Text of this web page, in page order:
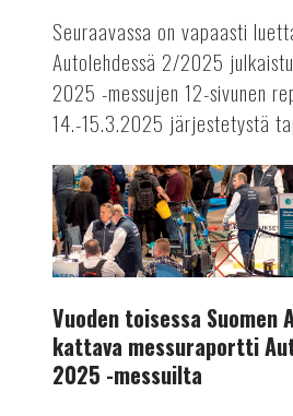
reportaasi
tapahtumasta
Seuraavassa on vapaasti
Autolehdessä 2/2025
2025 -messujen 12-sivunen
14.-15.3.2025 järjestetystä
Vuoden
toisessa
Suomen
Autolehdessä
kattava
messuraportti
Autokorjaamo
2025
-
Vuoden toisessa Suomen
kattava messuraportti
2025 -messuilta